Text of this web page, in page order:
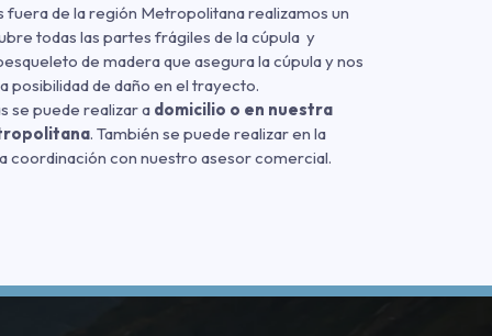
fuera de la región Metropolitana realizamos un
todas las partes frágiles de la cúpula y
de madera que asegura la cúpula y nos
posibilidad de daño en el trayecto.
se puede realizar a domicilio o en nuestra
. También se puede realizar en la
coordinación con nuestro asesor comercial.